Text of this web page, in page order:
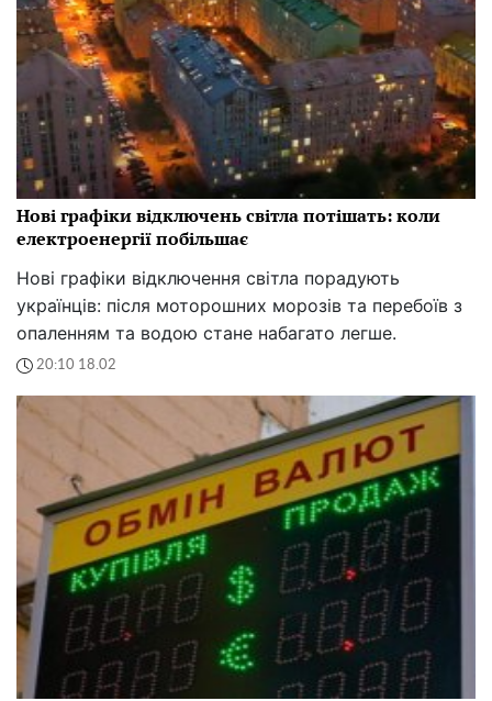
Нові графіки відключень світла потішать: коли
електроенергії побільшає
Нові графіки відключення світла порадують
українців: після моторошних морозів та перебоїв з
опаленням та водою стане набагато легше.
20:10 18.02